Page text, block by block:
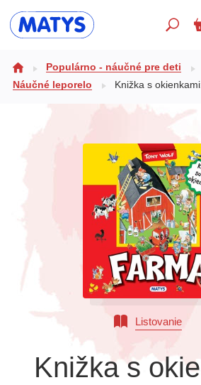
Doplnkový sortiment
Populárno - náučné pre deti
Výchova a pedagogika
Všetky kategórie
Populárno - náučné pre deti
Náučné leporelo
Knižka s
Listovanie
Knižka s